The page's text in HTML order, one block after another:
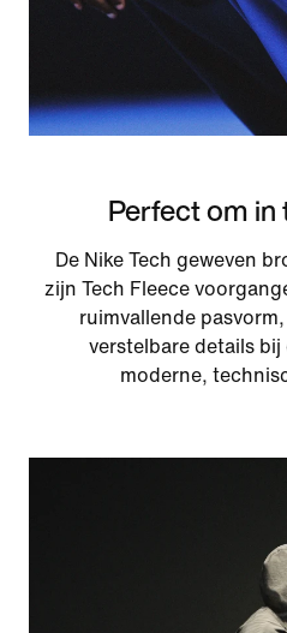
Perfect om in
De Nike Tech geweven
zijn Tech Fleece
ruimvallende
verstelbare details bij
moderne,